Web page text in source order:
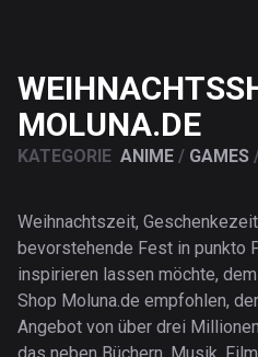
MOLUNA.DE
KATEGORIE ANIME / GAMES
Weihnachtszeit,
bevorstehende Fest in punkto
inspirieren lassen möchte,
Shop Moluna.de empfohlen,
Angebot von über drei